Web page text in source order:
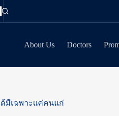
About Us Doctors
ด้มีเฉพาะแค่คนแก่